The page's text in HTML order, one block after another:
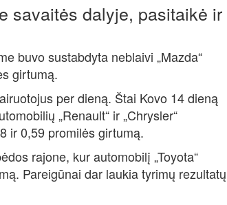
savaitės dalyje, pasitaikė ir
buvo sustabdyta neblaivi „Mazda“
girtumą.
per dieną. Štai Kovo 14 dieną
„Renault“ ir „Chrysler“
ir 0,59 promilės girtumą.
rajone, kur automobilį „Toyota“
Pareigūnai dar laukia tyrimų rezultatų